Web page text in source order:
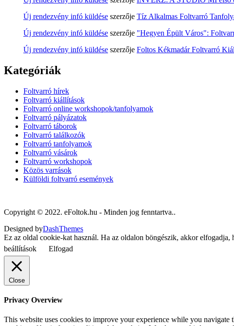
Új rendezvény infó küldése szerzője Tíz Alkalmas Foltvarró
Új rendezvény infó küldése szerzője "Hegyen Épült Város":
Új rendezvény infó küldése szerzője Foltos Kékmadár Foltvarró
Kategóriák
Foltvarró hírek
Foltvarró kiállítások
Foltvarró online workshopok/tanfolyamok
Foltvarró pályázatok
Foltvarró táborok
Foltvarró találkozók
Foltvarró tanfolyamok
Foltvarró vásárok
Foltvarró workshopok
Közös varrások
Külföldi foltvarró események
Copyright © 2022. eFoltok.hu - Minden jog fenntartva..
Designed byDashThemes
Ez az oldal cookie-kat használ. Ha az oldalon böngészik, akkor
beállítások
Elfogad
Close
Privacy Overview
This website uses cookies to improve your experience while you navigate